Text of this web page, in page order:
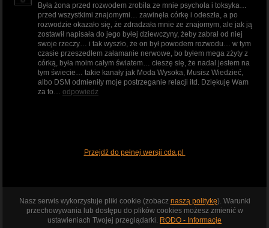
Była żona przed rozwodem zrobiła ze mnie psychola i toksyka…
przed wszystkimi znajomymi… zawinęła córkę i odeszła, a po
rozwodzie okazało się, że zdradzała mnie ze znajomym, ale jak ją
zostawił napisała do jego byłej dziewczyny, żeby zabrał od niej
swoje rzeczy… i tak wyszło, że on był powodem rozwodu… w tym
czasie przeszedłem załamanie nerwowe, bo byłem mega zżyty z
córką, była moim całym światem… cieszę się, że nadal jestem na
tym świecie… takie kanały jak Moda Wysoka, Musisz Wiedzieć,
albo DSM odmieniły moje postrzeganie relacji itd. Dziękuję Wam
za to… odpowiedz
Przejdź do pełnej wersji cda.pl
Nasz serwis wykorzystuje pliki cookie (zobacz naszą politykę). Warunki
przechowywania lub dostępu do plików cookies możesz zmienić w
ustawieniach Twojej przeglądarki. RODO - Informacje